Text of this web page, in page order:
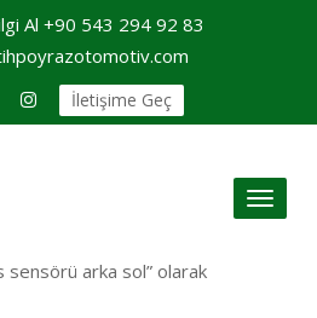
Al +90 543 294 92 83
İletişime Geç
Toggle
sensörü arka sol” olarak